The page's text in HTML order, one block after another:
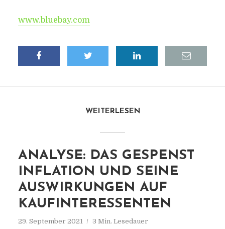
www.bluebay.com
WEITERLESEN
ANALYSE: DAS GESPENST
INFLATION UND SEINE
AUSWIRKUNGEN AUF
KAUFINTERESSENTEN
29. September 2021 3 Min. Lesedauer